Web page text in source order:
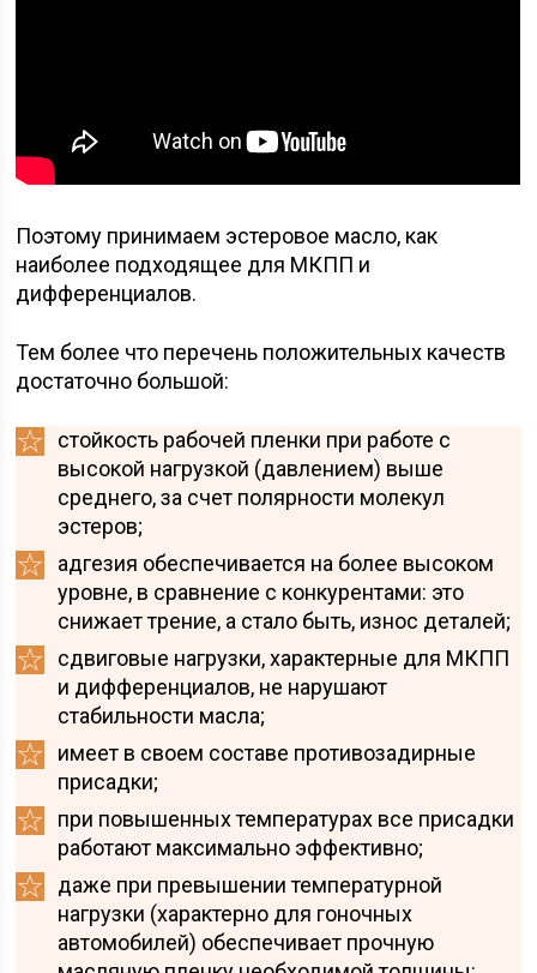
Поэтому принимаем эстеровое масло, как
наиболее подходящее для МКПП и
дифференциалов.
Тем более что перечень положительных качеств
достаточно большой:
стойкость рабочей пленки при работе с
высокой нагрузкой (давлением) выше
среднего, за счет полярности молекул
эстеров;
адгезия обеспечивается на более высоком
уровне, в сравнение с конкурентами: это
снижает трение, а стало быть, износ деталей;
сдвиговые нагрузки, характерные для МКПП
и дифференциалов, не нарушают
стабильности масла;
имеет в своем составе противозадирные
присадки;
при повышенных температурах все присадки
работают максимально эффективно;
даже при превышении температурной
нагрузки (характерно для гоночных
автомобилей) обеспечивает прочную